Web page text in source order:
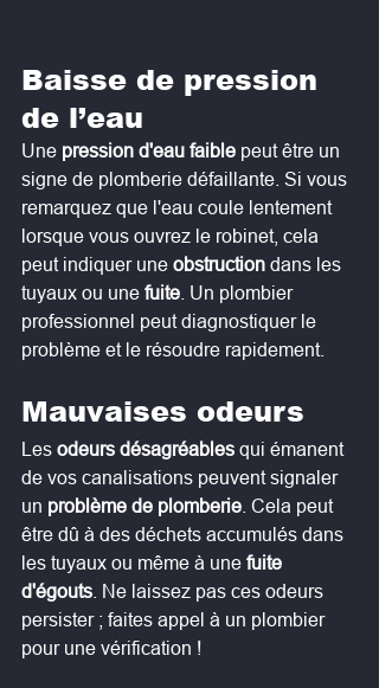
Baisse de pression
de l’eau
Une pression d'eau faible peut être un
signe de plomberie défaillante. Si vous
remarquez que l'eau coule lentement
lorsque vous ouvrez le robinet, cela
peut indiquer une obstruction dans les
tuyaux ou une fuite . Un plombier
professionnel peut diagnostiquer le
problème et le résoudre rapidement.
Mauvaises odeurs
Les odeurs désagréables qui émanent
de vos canalisations peuvent signaler
un problème de plomberie . Cela peut
être dû à des déchets accumulés dans
les tuyaux ou même à une fuite
d'égouts . Ne laissez pas ces odeurs
persister ; faites appel à un plombier
pour une vérification !